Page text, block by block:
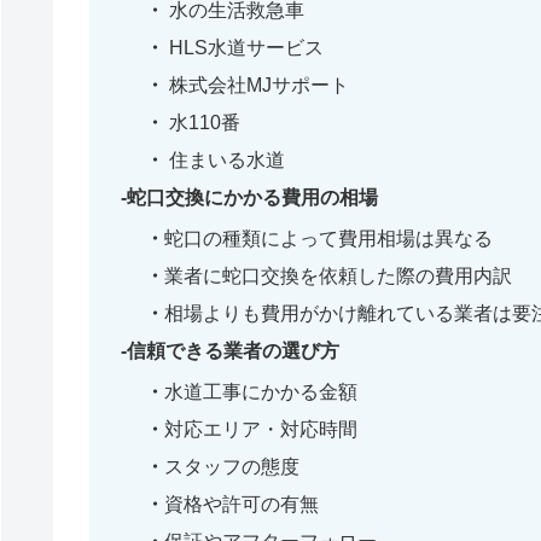
水の生活救急車
HLS水道サービス
株式会社MJサポート
水110番
住まいる水道
蛇口交換にかかる費用の相場
蛇口の種類によって費用相場は異なる
業者に蛇口交換を依頼した際の費用内訳
相場よりも費用がかけ離れている業者は要
信頼できる業者の選び方
水道工事にかかる金額
対応エリア・対応時間
スタッフの態度
資格や許可の有無